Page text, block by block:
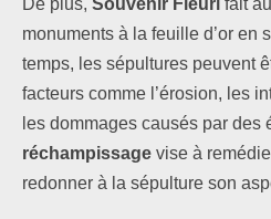
monuments à la feuille d’or en
temps, les sépultures peuvent
facteurs comme l’érosion, les
les dommages causés par des
réchampissage vise à
redonner à la sépulture son